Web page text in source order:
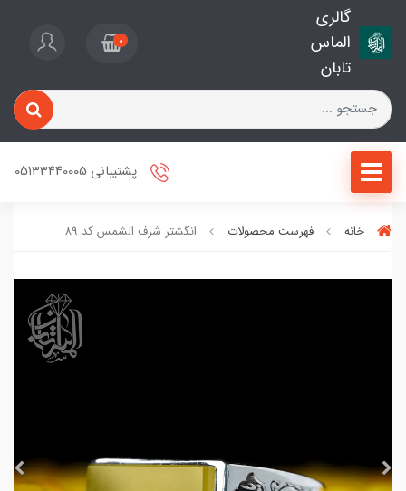
گالری
الماس
تابان
0
پشتیبانی 05133440005
خانه فهرست محصولات انگشتر شرف الشمس کد 89